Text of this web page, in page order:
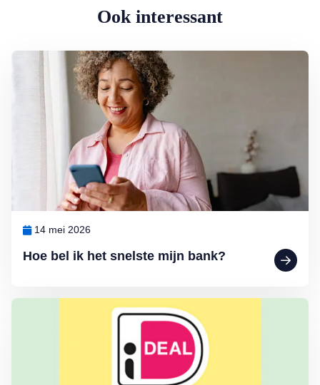
Ook interessant
Hoe bel ik het snelste mijn bank?
14 mei 2026
Lees meer over Hoe bel ik het snelste mijn bank?
Lees meer over Wat moeten we nou weer met Wero…?